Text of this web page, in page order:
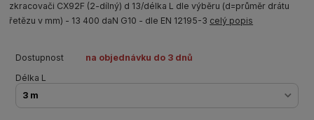
zkracovači CX92F (2-dílný) d 13/délka L dle výběru (d=průměr drátu
řetězu v mm) - 13 400 daN G10 - dle EN 12195-3 celý popis
Dostupnost
na objednávku do 3 dnů
Délka L